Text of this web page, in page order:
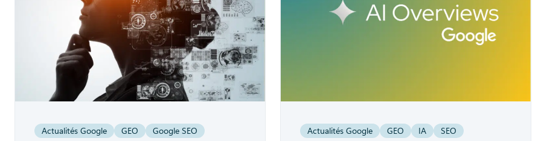
Actualités Google GEO Google SEO Actualités Google GEO IA SEO